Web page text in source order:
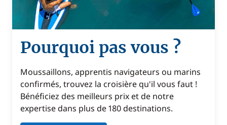
Pourquoi pas vous ?
Moussaillons, apprentis navigateurs ou marins
confirmés, trouvez la croisière qu'il vous faut !
Bénéficiez des meilleurs prix et de notre
expertise dans plus de 180 destinations.